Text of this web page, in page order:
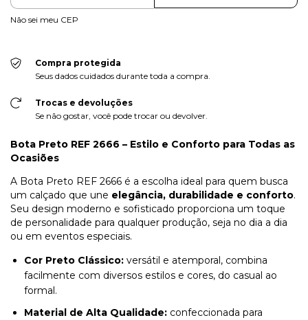
Não sei meu CEP
Compra protegida
Seus dados cuidados durante toda a compra.
Trocas e devoluções
Se não gostar, você pode trocar ou devolver.
Bota Preto REF 2666 – Estilo e Conforto para Todas as
Ocasiões
A Bota Preto REF 2666 é a escolha ideal para quem busca
um calçado que une elegância, durabilidade e conforto.
Seu design moderno e sofisticado proporciona um toque
de personalidade para qualquer produção, seja no dia a dia
ou em eventos especiais.
Cor Preto Clássico: versátil e atemporal, combina
facilmente com diversos estilos e cores, do casual ao
formal.
Material de Alta Qualidade: confeccionada para